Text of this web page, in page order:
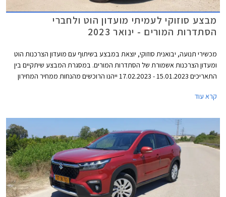
מבצע סוזוקי לעמיתי מועדון הוט ולחברי
הסתדרות המורים - ינואר 2023
מכשירי תנועה, יבואנית סוזוקי, יוצאת במבצע בשיתוף עם מועדון הצרכנות הוט
ומעדון הצרכנות אשמורת של הסתדרות המורים. במסגרת המבצע שיתקיים בין
התאריכים 15.01.2023 - 17.02.2023 ייהנו הרוכשים מהנחות ממחיר המחירון
באמצעות החברת הליסינג כספא מבית מכשירי תנועה, עם אופציה לחבילת
קרא עוד